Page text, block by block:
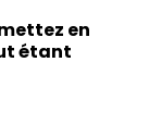
en
étant